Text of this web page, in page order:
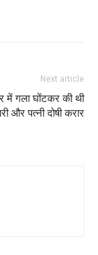
Next article
में गला घोंटकर की थी
और पत्नी दोषी करार